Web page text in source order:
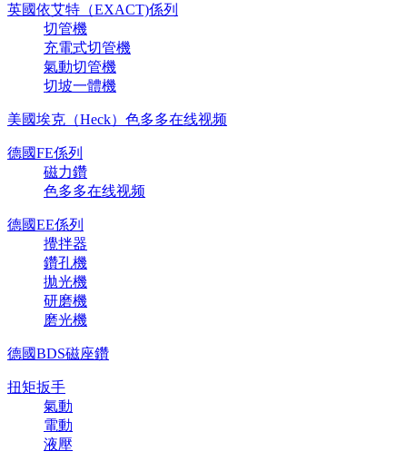
英國依艾特（EXACT)係列
切管機
充電式切管機
氣動切管機
切坡一體機
美國埃克（Heck）色多多在线视频
德國FE係列
磁力鑽
色多多在线视频
德國EE係列
攪拌器
鑽孔機
拋光機
研磨機
磨光機
德國BDS磁座鑽
扭矩扳手
氣動
電動
液壓